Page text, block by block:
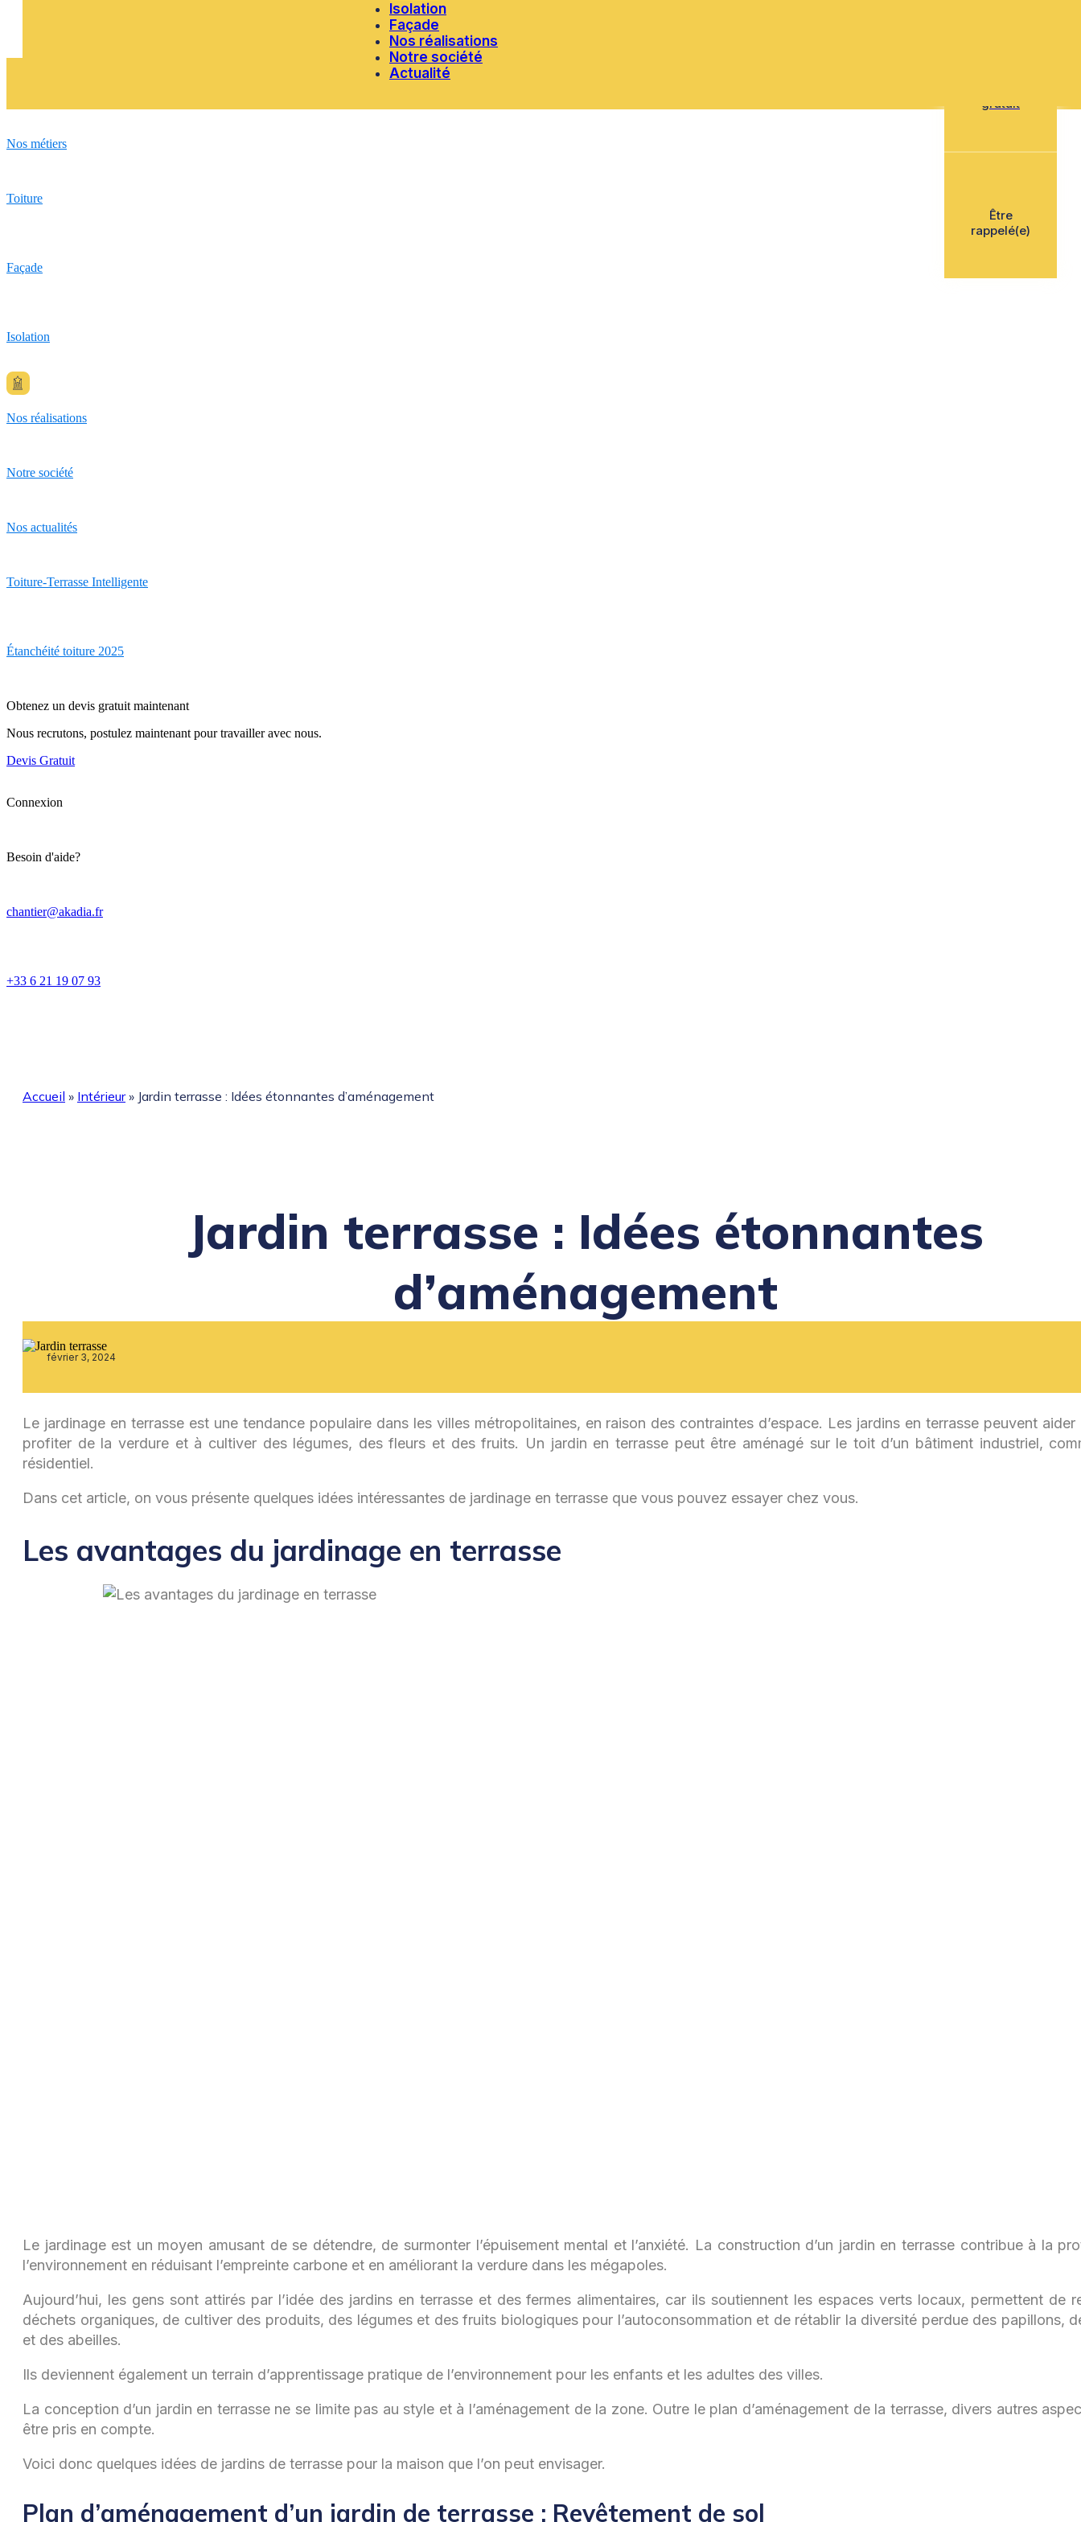
Isolation
Façade
Nos réalisations
Notre société
Actualité
Nos métiers
Toiture
Façade
Isolation
Nos réalisations
Notre société
Nos actualités
Toiture-Terrasse Intelligente
Étanchéité toiture 2025
Obtenez un devis gratuit maintenant
Nous recrutons, postulez maintenant pour travailler avec nous.
Devis Gratuit
Connexion
Besoin d'aide?
chantier@akadia.fr
+33 6 21 19 07 93
gratuit
Être
rappelé(e)
Accueil » Intérieur» Jardin terrasse : Idées étonnantes d’aménagement
Jardin terrasse : Idées étonnantes
d’aménagement
février 3, 2024
Le jardinage en terrasse est une tendance populaire dans les villes métropolitaines, en raison des contraintes d’espace. Les jardins en terrasse peuvent aider
profiter de la verdure et à cultiver des légumes, des fleurs et des fruits. Un jardin en terrasse peut être aménagé sur le toit d’un bâtiment industriel,
résidentiel.
Dans cet article, on vous présente quelques idées intéressantes de jardinage en terrasse que vous pouvez essayer chez vous.
Les avantages du jardinage en terrasse
Le jardinage est un moyen amusant de se détendre, de surmonter l’épuisement mental et l’anxiété. La construction d’un jardin en terrasse contribue à la
l’environnement en réduisant l’empreinte carbone et en améliorant la verdure dans les mégapoles.
Aujourd’hui, les gens sont attirés par l’idée des jardins en terrasse et des fermes alimentaires, car ils soutiennent les espaces verts locaux, permettent de
déchets organiques, de cultiver des produits, des légumes et des fruits biologiques pour l’autoconsommation et de rétablir la diversité perdue des papillons,
et des abeilles.
Ils deviennent également un terrain d’apprentissage pratique de l’environnement pour les enfants et les adultes des villes.
La conception d’un jardin en terrasse ne se limite pas au style et à l’aménagement de la zone. Outre le plan d’aménagement de la terrasse, divers autres
être pris en compte.
Voici donc quelques idées de jardins de terrasse pour la maison que l’on peut envisager.
Plan d’aménagement d’un jardin de terrasse : Revêtement de sol